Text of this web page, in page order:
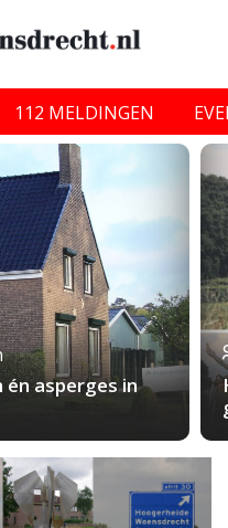
112 MELDINGEN
asperges in